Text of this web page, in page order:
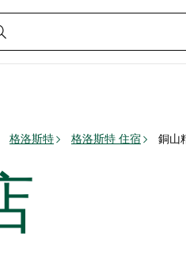
格洛斯特 格洛斯特 住宿 銅山